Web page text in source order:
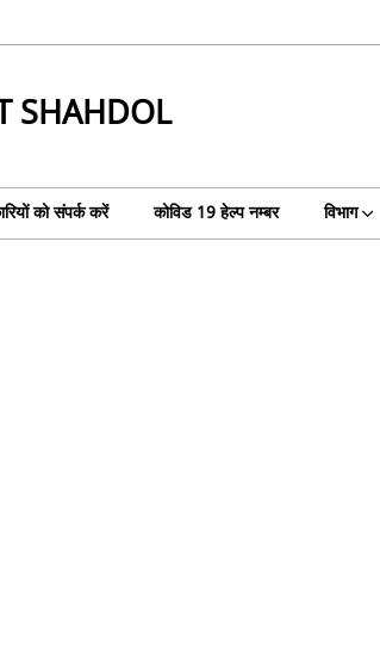
SHAHDOL
को संपर्क करें कोविड 19 हेल्‍प नम्‍बर विभाग